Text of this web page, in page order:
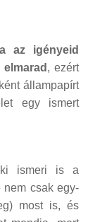
az igényeid
, ezért
állampapírt
egy ismert
ismeri is a
nem csak egy-
most is, és